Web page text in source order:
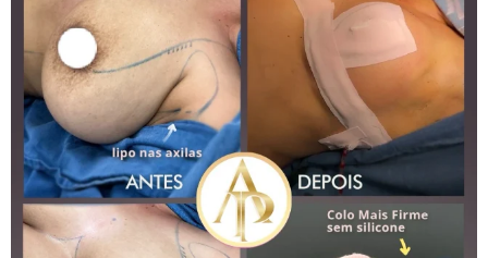
A indicação, entretanto, é sempre individual. O volume existente, a qualidade da
pele, o grau de flacidez e os objetivos da paciente são avaliados durante a
consulta para definir a técnica mais adequada.
Também é importante lembrar que a evolução pós-operatória varia de pessoa
para pessoa. Fatores como envelhecimento natural, oscilações de peso,
gestação, amamentação e hábitos de vida podem influenciar a manutenção dos
resultados ao longo do tempo.
Cada caso merece uma avaliação criteriosa e um planejamento cirúrgico
personalizado, sempre priorizando a segurança e o respeito às características
de cada paciente.